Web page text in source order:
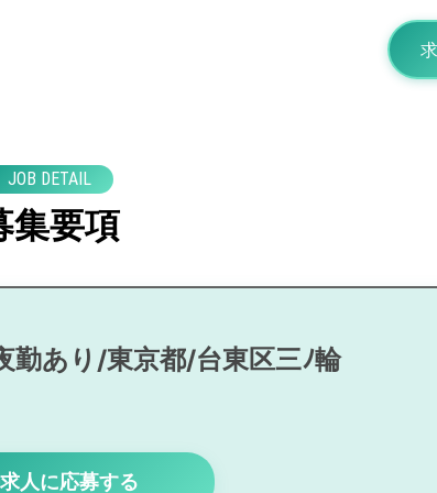
JOB DETAIL
集要項
勤あり/東京都/台東区三ﾉ輪
人に応募する